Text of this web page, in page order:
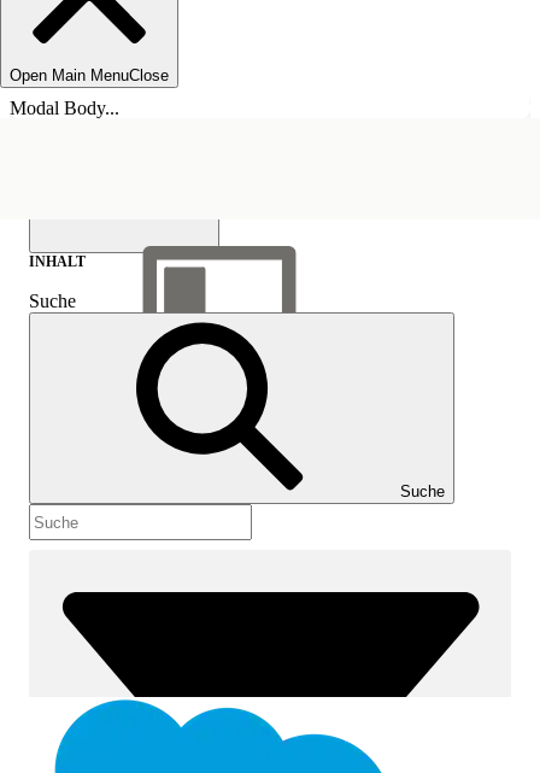
Open Main MenuClose
Modal Body...
Inhalt anzeigen
Inhalt
INHALT
Suche
Suche